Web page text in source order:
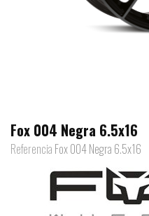
Fox 004 Negra 6.5x16
Referencia Fox 004 Negra 6.5x16